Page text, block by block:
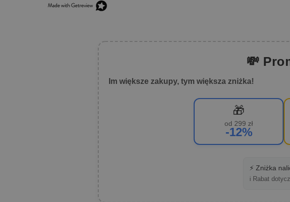
💸
Im większe zakupy, tym większa zniżka!
🎁
od 299 zł
-12%
⚡ Zniżka
ℹ️ Rabat